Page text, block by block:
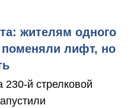
жителям одного
лифт, но
й стрелковой